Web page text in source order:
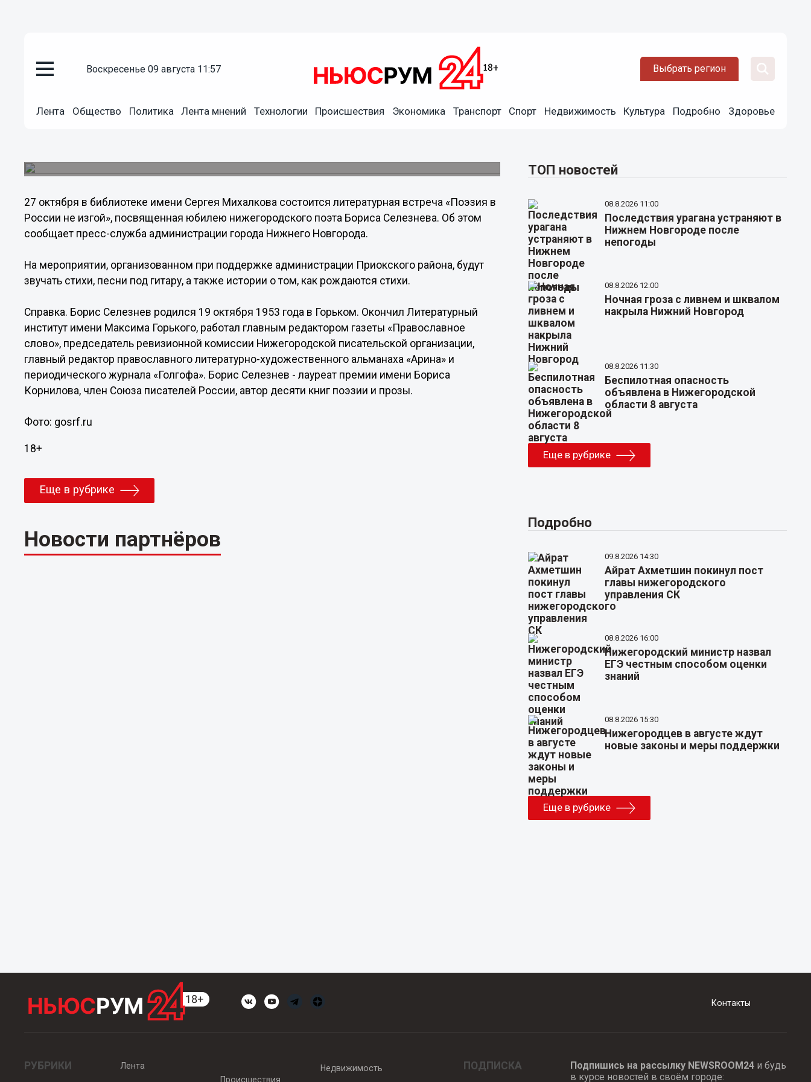
воскресенье 09 августа 11:57 Выбрать регион
Лента Общество Политика Лента мнений Технологии Происшествия Экономика Транспорт Спорт Недвижимость Культура Подробно Здоровье
Общество
посвящена юбилею нижегородского поэта Бориса
27 октября в библиотеке имени Сергея Михалкова состоится литературная встреча «Поэзия в
России не изгой», посвященная юбилею нижегородского поэта Бориса Селезнева. Об этом
сообщает пресс-служба администрации города Нижнего Новгорода.
На мероприятии, организованном при поддержке администрации Приокского района, будут
звучать стихи, песни под гитару, а также истории о том, как рождаются стихи.
Справка. Борис Селезнев родился 19 октября 1953 года в Горьком. Окончил Литературный
институт имени Максима Горького, работал главным редактором газеты «Православное
слово», председатель ревизионной комиссии Нижегородской писательской организации,
главный редактор православного литературно-художественного альманаха «Арина» и
периодического журнала «Голгофа». Борис Селезнев - лауреат премии имени Бориса
Корнилова, член Союза писателей России, автор десяти книг поэзии и прозы.
Фото: gosrf.ru
18+
Еще в рубрике
Новости партнёров
ТОП новостей
08.8.2026 11:00
Последствия урагана устраняют в
Нижнем Новгороде после
непогоды
08.8.2026 12:00
Ночная гроза с ливнем и шквалом
накрыла Нижний Новгород
08.8.2026 11:30
Беспилотная опасность
объявлена в Нижегородской
области 8 августа
Еще в рубрике
Подробно
09.8.2026 14:30
Айрат Ахметшин покинул пост
главы нижегородского
управления СК
08.8.2026 16:00
Нижегородский министр назвал
ЕГЭ честным способом оценки
знаний
08.8.2026 15:30
Нижегородцев в августе ждут
новые законы и меры поддержки
Еще в рубрике
Контакты
РУБРИКИ
Лента
Происшествия
Недвижимость ПОДПИСКА Подпишись на рассылку NEWSROOM24и будь
в курсе новостей в своём городе: